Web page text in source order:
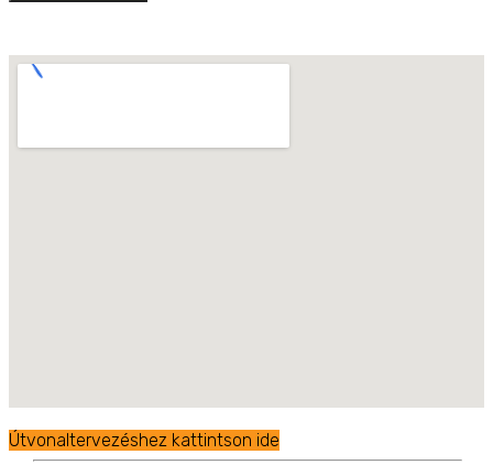
Útvonaltervezéshez kattintson ide